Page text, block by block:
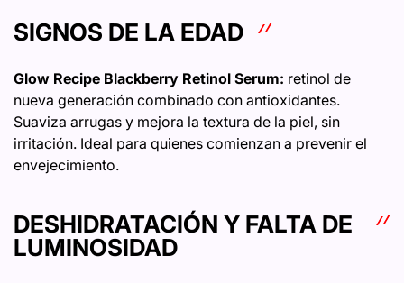
SIGNOS DE LA EDAD
Glow Recipe Blackberry Retinol Serum: retinol de
nueva generación combinado con antioxidantes.
Suaviza arrugas y mejora la textura de la piel, sin
irritación. Ideal para quienes comienzan a prevenir el
envejecimiento.
DESHIDRATACIÓN Y FALTA DE
LUMINOSIDAD